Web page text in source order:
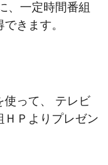
、一定時間番組
きます。
って、 テレビ
Ｐよりプレゼン